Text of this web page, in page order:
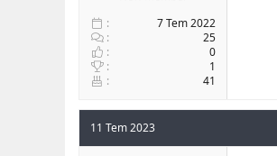
7 Tem 2022
25
0
1
41
11 Tem 2023